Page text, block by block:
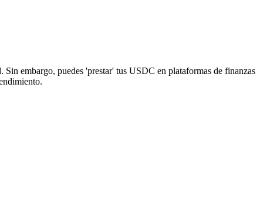
embargo, puedes 'prestar' tus USDC en plataformas de finanzas